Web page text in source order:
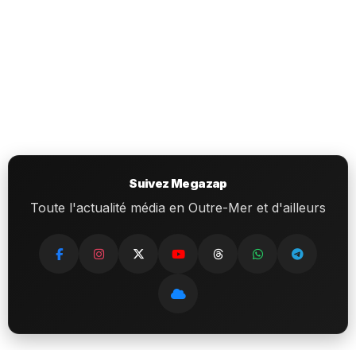
Suivez Megazap
Toute l'actualité média en Outre-Mer et d'ailleurs